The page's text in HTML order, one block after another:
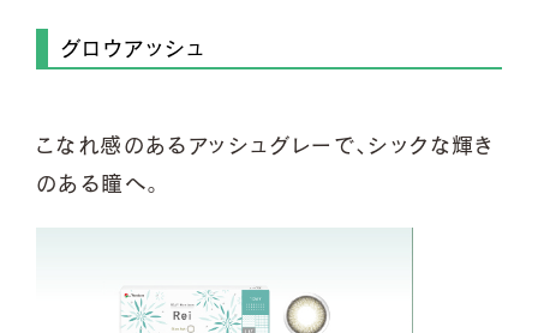
グロウアッシュ
こなれ感のあるアッシュグレーで、シックな輝き
のある瞳へ。